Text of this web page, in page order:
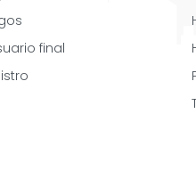
final